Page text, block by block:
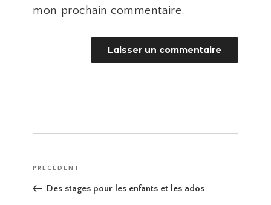
mon prochain commentaire.
Navigation
de
Article
précédent
PRÉCÉDENT
Des stages pour les enfants et les ados